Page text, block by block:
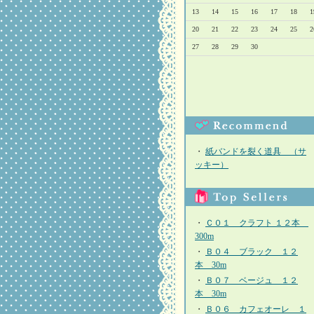
13 14 15 16 17 18
20 21 22 23 24 25
27 28 29 30
・ 紙バンドを裂く道具 （サ
ッキー）
・
Ｃ０１ クラフト １２本
300m
・
Ｂ０４ ブラック １２
本 30m
・
Ｂ０７ ベージュ １２
本 30m
・
Ｂ０６ カフェオーレ １